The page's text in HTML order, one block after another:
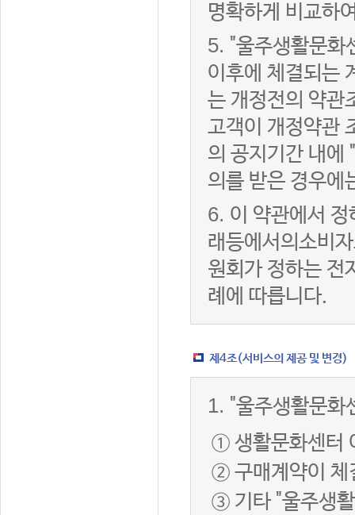
명확하게 비교하
5. "울주생활문화
이후에 체결되는
는 개정전의 약관
고객이 개정약관
의 공지기간 내에
의를 받은 경우에
6. 이 약관에서
래등에서의소비
원회가 정하는 전
례에 따릅니다.
제4조(서비스의 제공 및 변경)
1. "울주생활문화
① 생활문화센터
② 구매계약이 체
③ 기타 "울주생